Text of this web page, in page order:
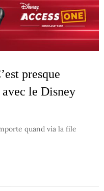
presque
le Disney
quand via la file